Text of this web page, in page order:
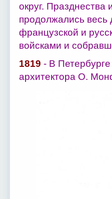
округ. Празднества
продолжались весь
французской и
войсками и
1819 - В
архитектора О.